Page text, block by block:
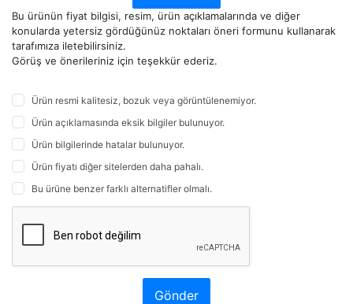
Bu ürünün fiyat bilgisi, resim, ürün açıklamalarında ve diğer
konularda yetersiz gördüğünüz noktaları öneri formunu kullanarak
tarafımıza iletebilirsiniz.
Görüş ve önerileriniz için teşekkür ederiz.
Ürün resmi kalitesiz, bozuk veya görüntülenemiyor.
Ürün açıklamasında eksik bilgiler bulunuyor.
Ürün bilgilerinde hatalar bulunuyor.
Ürün fiyatı diğer sitelerden daha pahalı.
Bu ürüne benzer farklı alternatifler olmalı.
Gönder